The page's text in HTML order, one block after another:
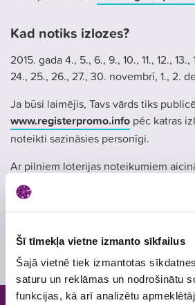
Šī tīmekļa vietne izmanto sīkfailus
Šajā vietnē tiek izmantotas
saturu un reklāmas un nodrošinātu
funkcijas, kā arī analizētu
Kad notiks izlozes?
2015. gada 4., 5., 6., 9., 10., 11., 12., 13.,
24., 25., 26., 27., 30. novembrī, 1., 2.
Ja būsi laimējis, Tavs vārds tiks
www.registerpromo.info pēc katras
noteikti sazināsies personīgi.
Ar pilniem loterijas noteikumiem
mājaslapā
Skatītloterijas noteikumus
Loterijas periods 3. novembris, 2015